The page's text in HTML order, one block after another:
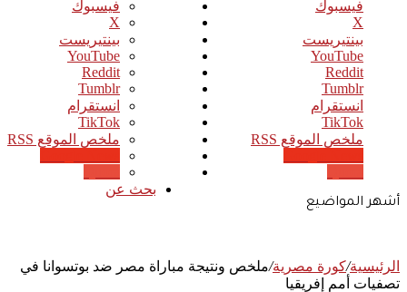
فيسبوك
‫X
بينتيريست
‫YouTube
انستقرام
‫TikTok
ملخص الموقع RSS
بحث عن
الرئيسية/كورة مصرية/ملخص ونتيجة مباراة مصر ضد بوتسوانا في
تصفيات أمم إفريقيا
فيسبوك
‫X
بينتيريست
‫YouTube
انستقرام
‫TikTok
ملخص الموقع RSS
أشهر المواضيع